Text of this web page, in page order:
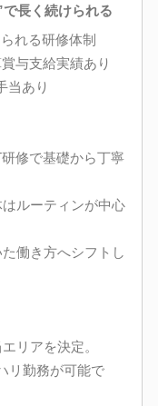
長く続けられる
れる研修体制
与支給実績あり
当あり
修で基礎から丁寧
ルーティンが中心
働き方へシフトし
リアを決定。
リ勤務が可能で